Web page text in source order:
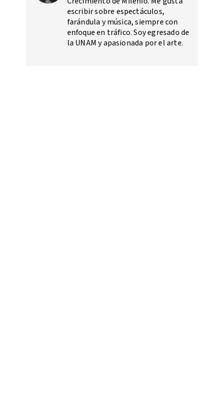
escribir sobre espectáculos,
farándula y música, siempre con
enfoque en tráfico. Soy egresado de
la UNAM y apasionada por el arte.